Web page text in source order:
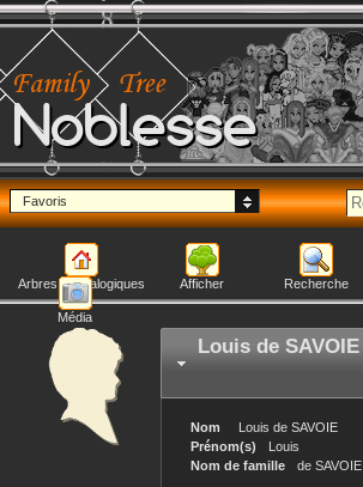
Noblesse
Favoris
Arbres généalogiques Afficher Recherche
Média
Louis de SAVOIE
Nom Louis de SAVOIE
Prénom(s)
Louis
Nom de famille
de SAVOIE